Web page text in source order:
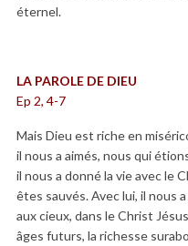
éternel.
LA PAROLE DE DIEU
Ep 2, 4-7
Mais Dieu est riche en
il nous a aimés, nous qui
il nous a donné la vie avec le
êtes sauvés. Avec lui, il nous
aux cieux, dans le Christ
âges futurs, la richesse